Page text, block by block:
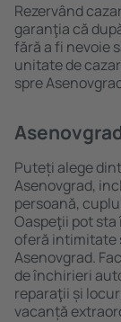
Rezervând
garanţia că
fără a fi nevoie
unitate de
spre
Puteți alege
Asenovgrad,
persoană,
Oaspeţii pot
oferă intimitate
Asenovgrad.
de închirieri
reparaţii și
vacanță